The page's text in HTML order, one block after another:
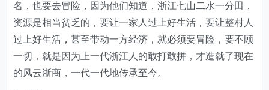
名，也要去冒险，因为他们知道，浙江七山二水一分田，
资源是相当贫乏的，要让一家人过上好生活，要让整村人
过上好生活，甚至带动一方经济，就必须要冒险，要不顾
一切，就是因为上一代浙江人的敢打敢拼，才造就了现在
的风云浙商，一代一代地传承至今。